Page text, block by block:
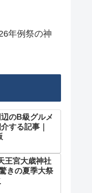
年例祭の神
のB級グルメ
する記事｜
王宮大歳神社
きの夏季大祭